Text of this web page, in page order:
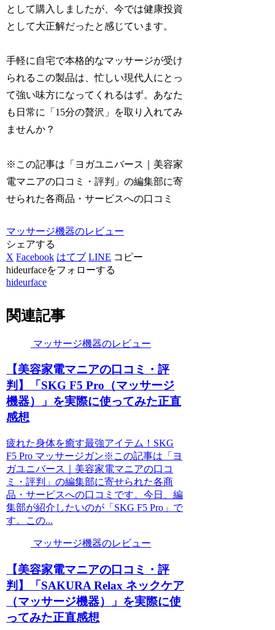
として購入しましたが、今では健康投資
として大正解だったと感じています。
手軽に自宅で本格的なマッサージが受け
られるこの製品は、忙しい現代人にとっ
て強い味方になってくれるはず。あなた
も日常に「15分の贅沢」を取り入れてみ
ませんか？
※この記事は「ヨガユニバース｜美容家
電マニアの口コミ・評判」の編集部に寄
せられた各商品・サービスへの口コミ
マッサージ機器のレビュー
シェアする
X Facebook はてブ LINE コピー
hideurfaceをフォローする
hideurface
関連記事
マッサージ機器のレビュー
【美容家電マニアの口コミ・評
判】「SKG F5 Pro（マッサージ
機器）」を実際に使ってみた正直
感想
疲れた身体を癒す最強アイテム！SKG
F5 Pro マッサージガン※この記事は「ヨ
ガユニバース｜美容家電マニアの口コ
ミ・評判」の編集部に寄せられた各商
品・サービスへの口コミです。今日、編
集部が紹介したいのが「SKG F5 Pro」で
す。この...
マッサージ機器のレビュー
【美容家電マニアの口コミ・評
判】「SAKURA Relax ネックケア
（マッサージ機器）」を実際に使
ってみた正直感想